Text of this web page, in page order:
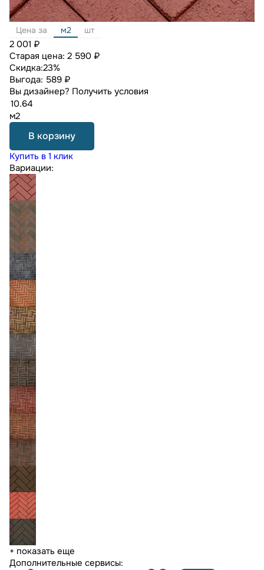
Цена за м2 шт
2 001 ₽
Старая цена: 2 590 ₽
Скидка:23%
Выгода: 589 ₽
Вы дизайнер? Получить условия
м2
В корзину
Купить в 1 клик
Вариации:
+ показать еще
Дополнительные сервисы: